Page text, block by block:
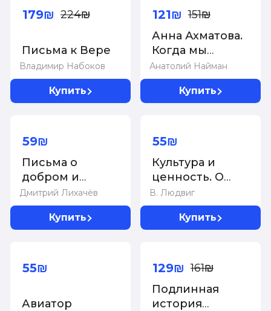
Владимир Набоков
Письма к Вере
179₪ 224₪
Купить
Анатолий Найман
Анна Ахматова.
Когда мы
вздумали
родиться.
Ахмадулина,
другие
121₪ 151₪
Купить
Дмитрий Лихачёв
Письма о
добром и
прекрасном
59₪
Купить
В. Людвиг
Культура и
ценность. О
достоверности
55₪
Купить
Авиатор
55₪
Подлинная
история
129₪ 161₪